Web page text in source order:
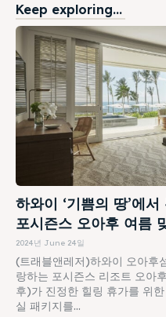
Keep exploring...
하와이 ‘기쁨의 땅’에
포시즌스 오아후 여름
2024년 June 24일
(트래블앤레저)하와이 오아후
랑하는 포시즌스 리조트 오아
후)가 진정한 힐링 휴가를 위
실 패키지를...